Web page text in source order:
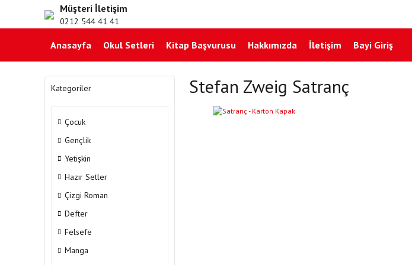
Müşteri İletişim
0212 544 41 41
Anasayfa Okul Setleri Kitap Başvurusu Hakkımızda İletişim Bayi Giriş
Kategoriler
Çocuk
Gençlik
Yetişkin
Hazır Setler
Çizgi Roman
Defter
Felsefe
Manga
Stefan Zweig Satranç